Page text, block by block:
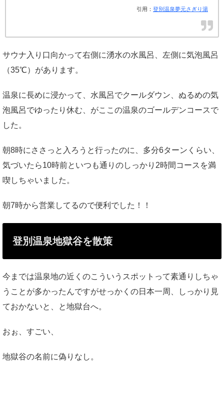
引用： 登別温泉夢元さぎり湯
サウナ入り口向かって右側に湧水の水風呂、左側に気泡風呂
（35℃）があります。
温泉に長めに浸かって、水風呂でクールダウン、ぬるめの気
泡風呂でゆったり休む、がここの温泉のゴールデンコースで
した。
朝8時にささっと入ろうと行ったのに、多分6ターンくらい、
気づいたら10時前といつも通りのしっかり2時間コースを満
喫しちゃいました。
朝7時から営業してるので便利でした！！
登別温泉地獄谷を散策
今までは温泉地の近くのこういうスポットって素通りしちゃ
うことが多かったんですがせっかくの日本一周、しっかり見
ておかないと、と地獄台へ。
おぉ、すごい、
地獄谷の名前に偽りなし。